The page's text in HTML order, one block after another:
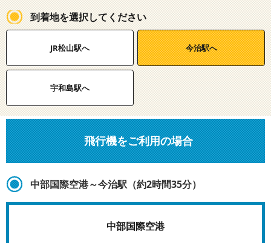
到着地を選択してください
JR松山駅へ 今治駅へ
宇和島駅へ
飛行機をご利用の場合
中部国際空港～今治駅（約2時間35分）
中部国際空港